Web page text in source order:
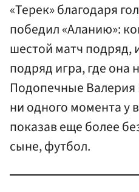
«Терек» благодаря
победил «Аланию»:
шестой матч подряд,
подряд игра, где она
Подопечные Валерия
ни одного момента у
показав еще более
сыне, футбол.